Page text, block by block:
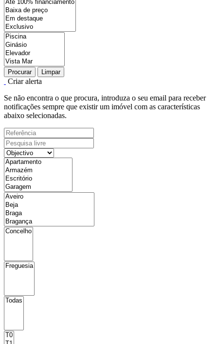
Procurar Limpar
Criar alerta
Se não encontra o que procura, introduza o seu email para receber
notificações sempre que existir um imóvel com as características
abaixo selecionadas.